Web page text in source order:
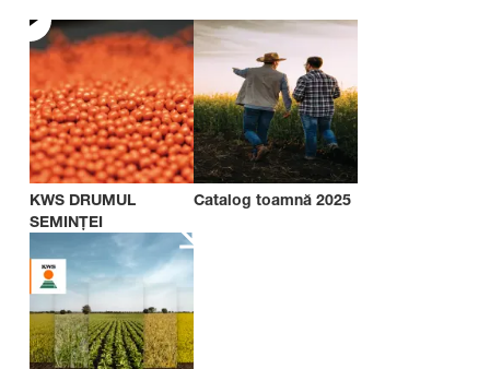
KWS DRUMUL
SEMINȚEI
Catalog toamnă 2025